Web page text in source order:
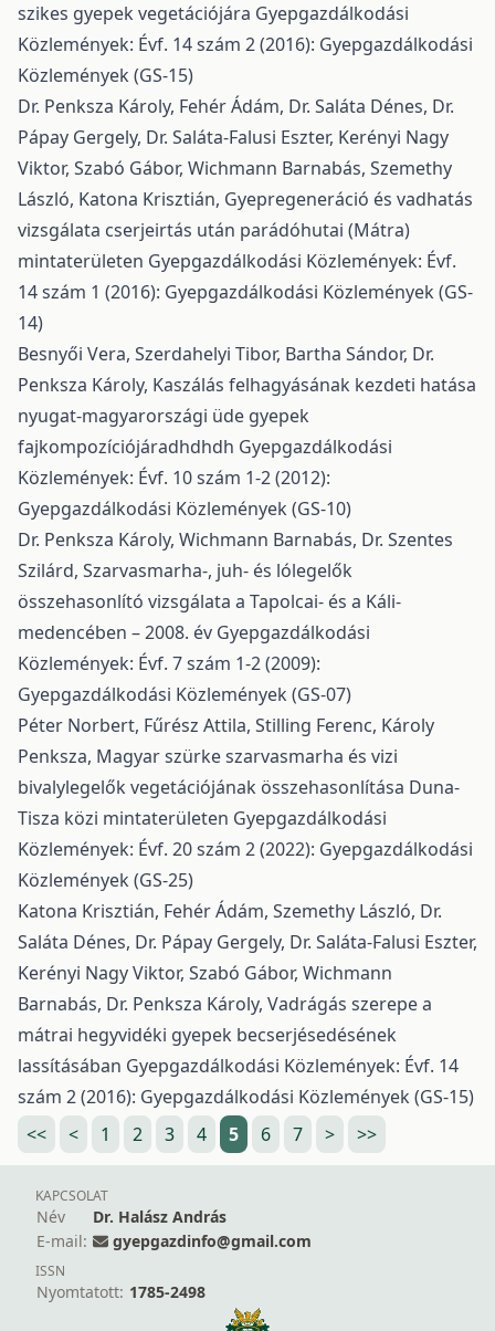
szikes gyepek vegetációjára Gyepgazdálkodási
Közlemények: Évf. 14 szám 2 (2016): Gyepgazdálkodási
Közlemények (GS-15)
Dr. Penksza Károly, Fehér Ádám, Dr. Saláta Dénes, Dr.
Pápay Gergely, Dr. Saláta-Falusi Eszter, Kerényi Nagy
Viktor, Szabó Gábor, Wichmann Barnabás, Szemethy
László, Katona Krisztián, Gyepregeneráció és vadhatás
vizsgálata cserjeirtás után parádóhutai (Mátra)
mintaterületen Gyepgazdálkodási Közlemények: Évf.
14 szám 1 (2016): Gyepgazdálkodási Közlemények (GS-
14)
Besnyői Vera, Szerdahelyi Tibor, Bartha Sándor, Dr.
Penksza Károly, Kaszálás felhagyásának kezdeti hatása
nyugat-magyarországi üde gyepek
fajkompozíciójáradhdhdh Gyepgazdálkodási
Közlemények: Évf. 10 szám 1-2 (2012):
Gyepgazdálkodási Közlemények (GS-10)
Dr. Penksza Károly, Wichmann Barnabás, Dr. Szentes
Szilárd, Szarvasmarha-, juh- és lólegelők
összehasonlító vizsgálata a Tapolcai- és a Káli-
medencében – 2008. év Gyepgazdálkodási
Közlemények: Évf. 7 szám 1-2 (2009):
Gyepgazdálkodási Közlemények (GS-07)
Péter Norbert, Fűrész Attila, Stilling Ferenc, Károly
Penksza, Magyar szürke szarvasmarha és vizi
bivalylegelők vegetációjának összehasonlítása Duna-
Tisza közi mintaterületen Gyepgazdálkodási
Közlemények: Évf. 20 szám 2 (2022): Gyepgazdálkodási
Közlemények (GS-25)
Katona Krisztián, Fehér Ádám, Szemethy László, Dr.
Saláta Dénes, Dr. Pápay Gergely, Dr. Saláta-Falusi Eszter,
Kerényi Nagy Viktor, Szabó Gábor, Wichmann
Barnabás, Dr. Penksza Károly, Vadrágás szerepe a
mátrai hegyvidéki gyepek becserjésedésének
lassításában Gyepgazdálkodási Közlemények: Évf. 14
szám 2 (2016): Gyepgazdálkodási Közlemények (GS-15)
<<
< 1 2 3 4 5 6 7 > >>
KAPCSOLAT
Név
Dr. Halász András
E-mail:
gyepgazdinfo@gmail.com
ISSN
Nyomtatott: 1785-2498